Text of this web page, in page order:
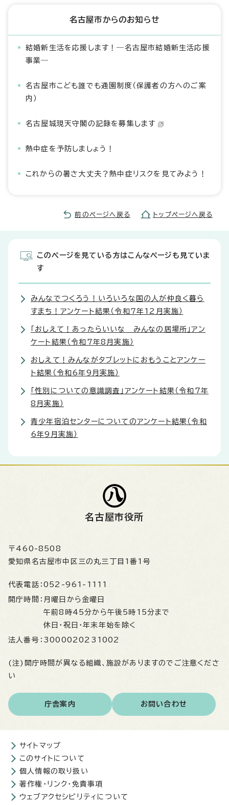
名古屋市からのお知らせ
結婚新生活を応援します！―名古屋市結婚新生活応援
事業―
名古屋市こども誰でも通園制度（保護者の方へのご案
内）
名古屋城現天守閣の記録を募集します
熱中症を予防しましょう！
これからの暑さ大丈夫？熱中症リスクを見てみよう！
前のページへ戻る トップページへ戻る
このページを見ている方はこんなページも見ていま
す
みんなでつくろう！いろいろな国の人が仲良く暮ら
すまち！アンケート結果（令和7年12月実施）
「おしえて！あったらいいな みんなの居場所」アン
ケート結果（令和7年8月実施）
おしえて！みんながタブレットにおもうことアンケー
ト結果（令和6年9月実施）
「性別についての意識調査」アンケート結果（令和7年
8月実施）
青少年宿泊センターについてのアンケート結果（令和
6年9月実施）
名古屋市役所
〒460-8508
愛知県名古屋市中区三の丸三丁目1番1号
代表電話： 052-961-1111
開庁時間： 月曜日から金曜日
午前8時45分から午後5時15分まで
休日・祝日・年末年始を除く
法人番号： 3000020231002
(注)開庁時間が異なる組織、施設がありますのでご注意くださ
い
庁舎案内 お問い合わせ
サイトマップ
このサイトについて
個人情報の取り扱い
著作権・リンク・免責事項
ウェブアクセシビリティについて